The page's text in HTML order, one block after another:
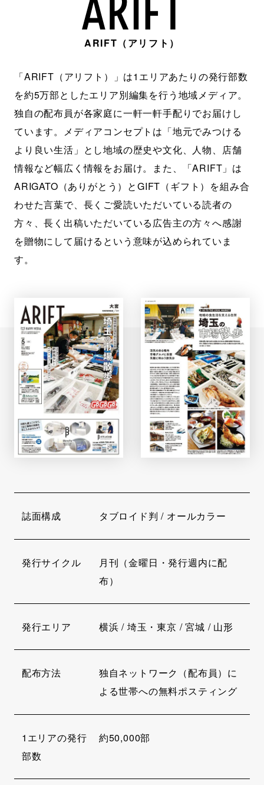
ARIFT（アリフト）
「ARIFT（アリフト）」は1エリアあたりの発行部数
を約5万部としたエリア別編集を行う地域メディア。
独自の配布員が各家庭に一軒一軒手配りでお届けし
ています。メディアコンセプトは「地元でみつける
より良い生活」とし地域の歴史や文化、人物、店舗
情報など幅広く情報をお届け。また、「ARIFT」は
ARIGATO（ありがとう）とGIFT（ギフト）を組み合
わせた言葉で、長くご愛読いただいている読者の
方々、長く出稿いただいている広告主の方々へ感謝
を贈物にして届けるという意味が込められていま
す。
誌面構成 タブロイド判 / オールカラー
発行サイクル
月刊（金曜日・発行週内に配
布）
発行エリア 横浜 / 埼玉・東京 / 宮城 / 山形
配布方法
独自ネットワーク（配布員）に
よる世帯への無料ポスティング
1エリアの発行
部数
約50,000部